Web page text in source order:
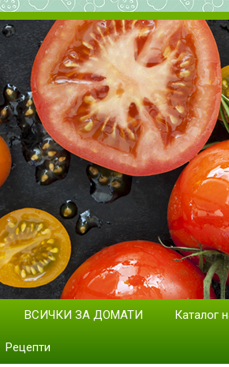
на домати.
ВСИЧКИ ЗА ДОМАТИ Каталог
Рецепти